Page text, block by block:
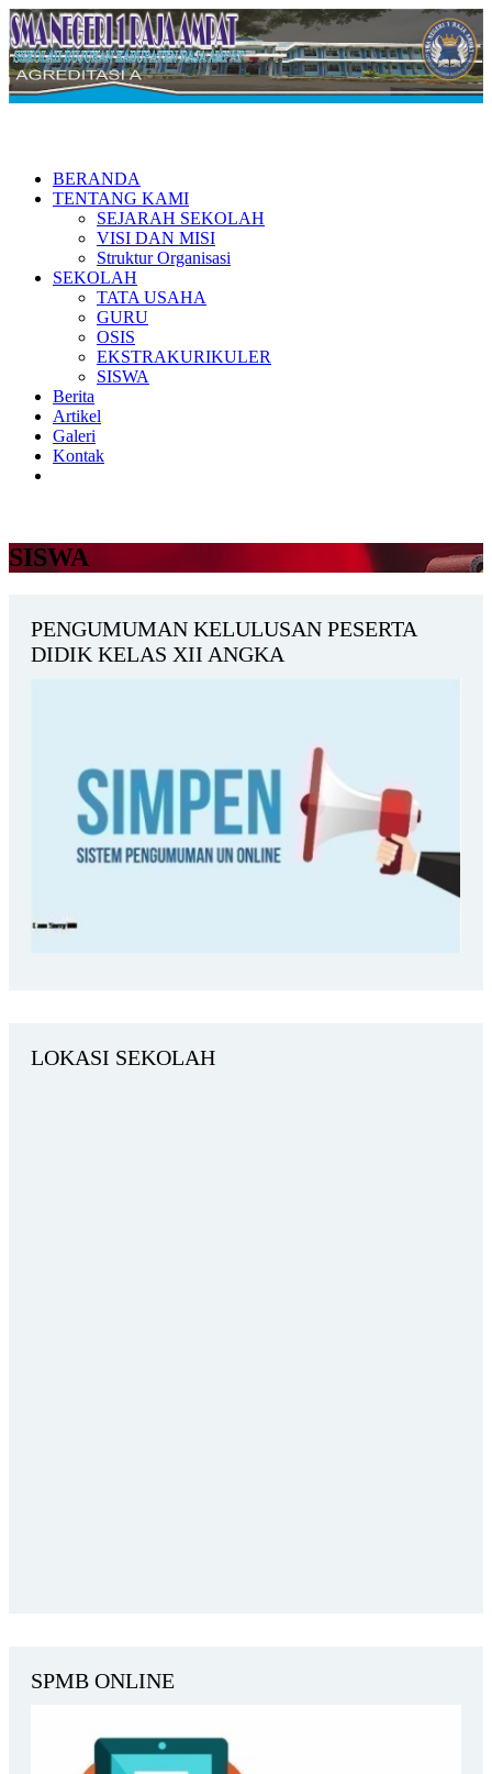
BERANDA
TENTANG KAMI
SEJARAH SEKOLAH
VISI DAN MISI
Struktur Organisasi
SEKOLAH
TATA USAHA
GURU
OSIS
EKSTRAKURIKULER
SISWA
Berita
Artikel
Galeri
Kontak
SISWA
PENGUMUMAN KELULUSAN PESERTA
DIDIK KELAS XII ANGKA
LOKASI SEKOLAH
SPMB ONLINE